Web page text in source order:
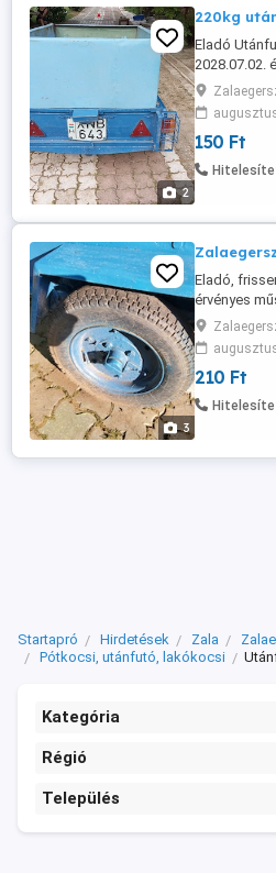
2
220kg
Eladó
2028.07.02.
gumival.
150 Ft
3
Eladó,
érvényes
os sz.gk.
210 Ft
Startapró Hirdetések Zala
Pótkocsi, utánfutó, lakókocsi
Kategória
Régió
Település